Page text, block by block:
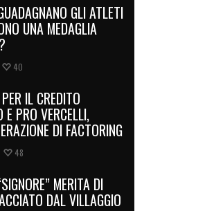
GLI ATLETI
UNA MEDAGLIA
40
IL CREDITO
E PRO VERCELLI,
DI FACTORING
48
MERITA DI
DAL VILLAGGIO